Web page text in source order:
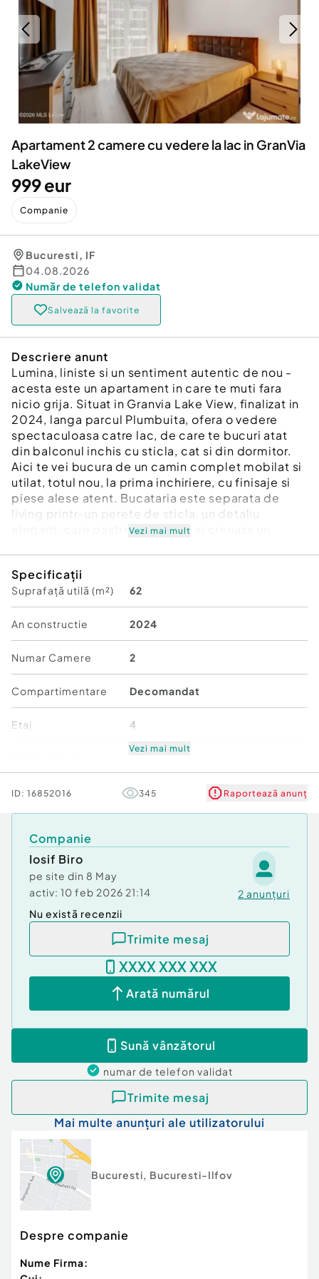
Servicii
Animale de companie
Afaceri și echipamente profesionale
Inchiriere Bunuri si Vehicule
Utilaje agricole si industriale
Piese auto si accesorii
Dacia Duster
Apartament 2 camere cu vedere la lac in GranVia
LakeView
999 eur
Companie
Bucuresti, IF
04.08.2026
Număr de telefon validat
Salvează la favorite
Descriere anunt
Lumina, liniste si un sentiment autentic de nou -
acesta este un apartament in care te muti fara
nicio grija. Situat in Granvia Lake View, finalizat in
2024, langa parcul Plumbuita, ofera o vedere
spectaculoasa catre lac, de care te bucuri atat
din balconul inchis cu sticla, cat si din dormitor.
Aici te vei bucura de un camin complet mobilat si
utilat, totul nou, la prima inchiriere, cu finisaje si
piese alese atent. Bucataria este separata de
living printr-un perete de sticla, un detaliu
elegant, care pastreaza lumina si creeaza un
Daca iti doresti un loc care sa te faca sa te simti
inca din prima zi ACASA, contacteaza-ma chiar
azi.
Id intern: P11973
Confort:1
Tip imobil:Bloc de apartamente
Număr Băi: 1
Comision cumpărător:
Vezi mai mult
Specificații
Suprafață utilă (m²) 62
An constructie 2024
Numar Camere 2
Compartimentare Decomandat
Etaj 4
Număr niveluri imobil 10
Comfort
Vezi mai mult
ID: 16852016 345 Raportează anunț
Companie
Iosif Biro
pe site din 8 May
activ: 10 feb 2026 21:14 2 anunțuri
Nu există recenzii
Trimite mesaj
XXXX XXX XXX
Arată numărul
Sună vânzătorul
numar de telefon validat
Trimite mesaj
Mai multe anunțuri ale utilizatorului
Bucuresti, Bucuresti-Ilfov
Despre companie
Nume Firma: